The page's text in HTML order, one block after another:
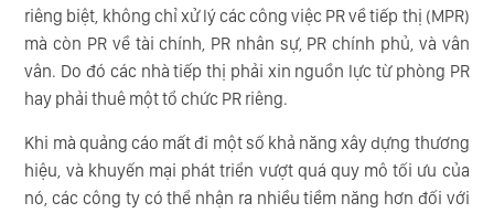
riêng biệt, không chỉ xử lý các công việc PR về tiếp thị (MPR)
mà còn PR về tài chính, PR nhân sự, PR chính phủ, và vân
vân. Do đó các nhà tiếp thị phải xin nguồn lực từ phòng PR
hay phải thuê một tổ chức PR riêng.
Khi mà quảng cáo mất đi một số khả năng xây dựng thương
hiệu, và khuyến mại phát triển vượt quá quy mô tối ưu của
nó, các công ty có thể nhận ra nhiều tiềm năng hơn đối với